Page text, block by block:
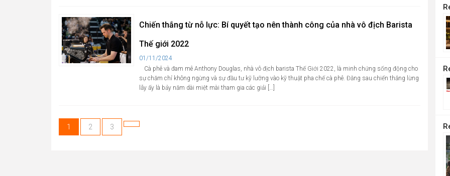
Chiến thắng từ nỗ lực: Bí quyết tạo nên thành công của nhà vô địch Barista
Thế giới 2022
Cập
nhật
01/11/2024
Cà phê và đam mê Anthony Douglas, nhà vô địch barista Thế Giới 2022, là minh chứng sống động cho
sự chăm chỉ không ngừng và sự đầu tư kỹ lưỡng vào kỹ thuật pha chế cà phê. Đằng sau chiến thắng lừng
lẫy ấy là bảy năm dài miệt mài tham gia các giải […]
Trang
1 Trang
2 Trang
3
Trang